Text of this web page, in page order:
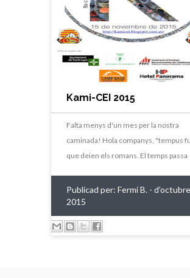
Kami-CEI 2015
Falta menys d'un mes per la nostra
caminada! Hola companys, "tempus
que deien els romans. El temps passa
Publicad per: Fermí B. -
2015